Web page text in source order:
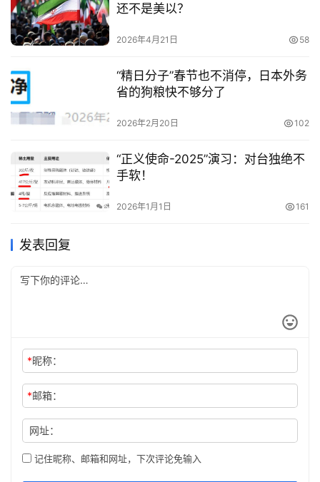
还不是美以？
2026年4月21日 58
“精日分子”春节也不消停，日本外务
省的狗粮快不够分了
2026年2月20日 102
“正义使命-2025”演习：对台独绝不
手软！
2026年1月1日 161
发表回复
*昵称：
*邮箱：
网址：
记住昵称、邮箱和网址，下次评论免输入